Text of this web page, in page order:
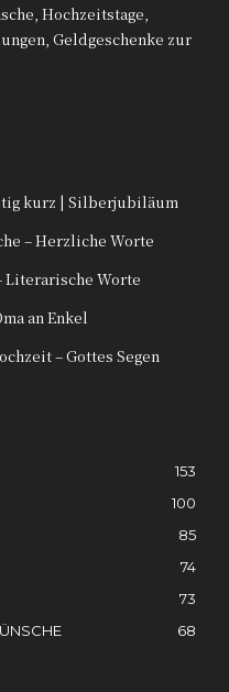
Hochzeitstage,
Geldgeschenke zur
kurz | Silberjubiläum
– Herzliche Worte
Literarische Worte
an Enkel
– Gottes Segen
153
100
85
74
73
68